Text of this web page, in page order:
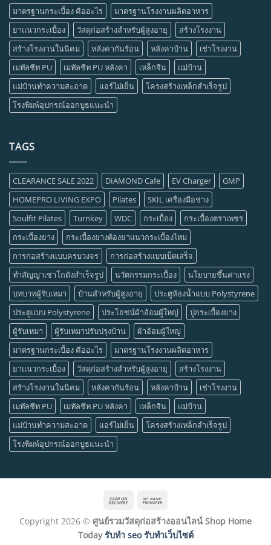
มาตรฐานกระเบื้อง คืออะไร
มาตรฐานโรงงานผลิตอาหาร
ยาแนวกระเบื้อง
วัสดุก่อสร้างสำหรับผู้สูงอายุ
สร้างโรงงาน
สร้างโรงงานในนิคม
หลังคากันร้อน หลังคาบ้าน
เช่าโรงงาน
เมทัลชีท PU
เมทัลชีท PU หลังคา เหล็กจีน
แม่บ้าน
แม่บ้านทำความสะอาด
แอร์ไม่เย็น
โครงสร้างเหล็กสำเร็จรูป
โรงพิมพ์อุปกรณ์ออกบูธแนะนำ
TAGS
CLEARANCE SALE 2022 DIAMOND Cafe EV Charger
GMP
HOMEPRO LIVING EXPO
Pilates
SKIL เครื่องมือช่าง
Soulfit Pilates
Turnkey WDC กระเบื้อง
กระเบื้องตราเพชร
กระเบื้องยาง
กระเบื้องยางต้องยาแนวกระเบื้องไหม
การก่อสร้างแบบครบวงจร
การก่อสร้างแบบเบ็ดเสร็จ
ทำสัญญาเช่าโกดังสำเร็จรูป
นวัตกรรมกระเบื้อง
นโยบายขึ้นค่าแรง
บทบาทผู้รับเหมา
บ้านสำหรับผู้สูงอายุ
ประตูห้องน้ำแบบ Polystyrene
ประตูแบบ Polystyrene
ประโยชน์ผ้าอ้อมผู้ใหญ่
ปูกระเบื้องยาง
ผู้รับเหมา
ผู้รับเหมาปรับปรุงบ้าน
ผ้าอ้อมผู้ใหญ่
มาตรฐานกระเบื้อง คืออะไร
มาตรฐานโรงงานผลิตอาหาร
ยาแนวกระเบื้อง
วัสดุก่อสร้างสำหรับผู้สูงอายุ
สร้างโรงงาน
สร้างโรงงานในนิคม
หลังคากันร้อน หลังคาบ้าน
เช่าโรงงาน
เมทัลชีท PU
เมทัลชีท PU หลังคา เหล็กจีน
แม่บ้าน
แม่บ้านทำความสะอาด
แอร์ไม่เย็น
โครงสร้างเหล็กสำเร็จรูป
โรงพิมพ์อุปกรณ์ออกบูธแนะนำ
Cash
Delivery
Copyright 2026 © ศูนย์รวมวัสดุก่อสร้างออนไลน์ Shop Home
Todayรับทำ seo รับทำเว็บไซต์